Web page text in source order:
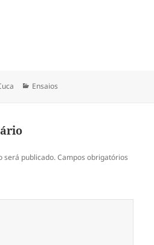
Categorias
Ensaios
será publicado. Campos obrigatórios